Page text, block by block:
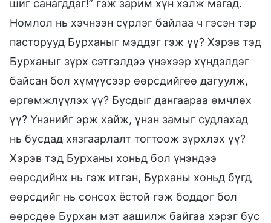
шиг санагддаг!” гэж зарим хүн хэлж магад.
Номлол нь хэчнээн сүрлэг байлаа ч гэсэн тэр
пасторууд Бурханыг мэддэг гэж үү? Хэрэв тэд
Бурханыг зүрх сэтгэлдээ үнэхээр хүндэлдэг
байсан бол хүмүүсээр өөрсдийгөө дагуулж,
өргөмжлүүлэх үү? Бусдыг дангаараа өмчлөх
үү? Үнэнийг эрж хайж, үнэн замыг судлахад
нь бусдад хязгаарлалт тогтоож зүрхлэх үү?
Хэрэв тэд Бурханы хоньд бол үнэндээ
өөрсдийнх нь гэж итгэн, Бурханы хоньд бүгд
өөрсдийг нь сонсох ёстой гэж боддог бол
өөрсдөө Бурхан мэт аашилж байгаа хэрэг бус